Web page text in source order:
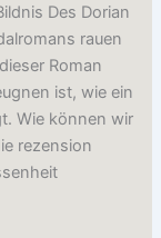
Des Dorian
rauen
Roman
ist, wie ein
Wie können wir
rezension